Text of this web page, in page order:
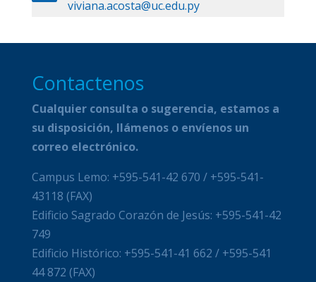
viviana.acosta@uc.edu.py
Contactenos
Cualquier consulta o sugerencia, estamos a
su disposición, llámenos o envíenos un
correo electrónico.
Campus Lemo: +595-541-42 670 / +595-541-
43118 (FAX)
Edificio Sagrado Corazón de Jesús: +595-541-42
749
Edificio Histórico: +595-541-41 662 / +595-541
44 872 (FAX)